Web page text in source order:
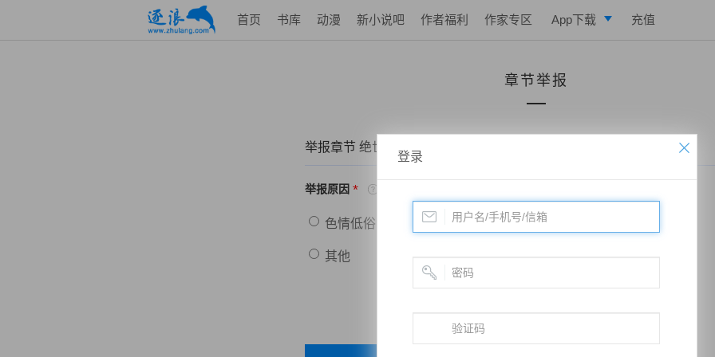
首页 书库 动漫 新小说吧 作者福利 作家专区 App下载
写作助手
充值
章节举报
举报章节 绝世药皇——第五百六十章 复生
举报原因 *
色情低俗 政治敏感 暴力低俗
其他
登录